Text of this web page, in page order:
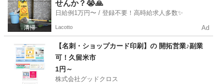
せんか？😭🙏
日給例1万円〜 / 登録不要！高時給求人多数✨
Lacotto Ad
【名刺・ショップカード印刷】の 開拓営業♪副業
可！久留米市
1円～
株式会社グッドクロス